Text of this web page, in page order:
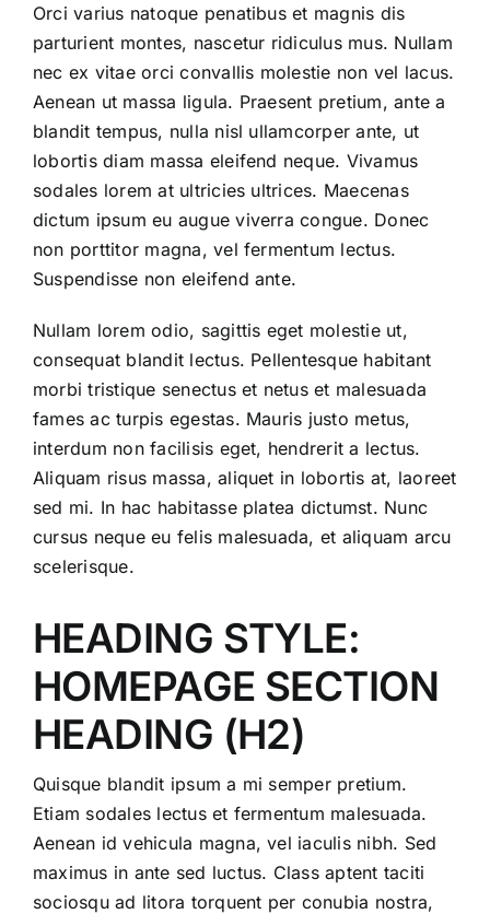
Orci varius natoque penatibus et magnis dis
parturient montes, nascetur ridiculus mus. Nullam
nec ex vitae orci convallis molestie non vel lacus.
Aenean ut massa ligula. Praesent pretium, ante a
blandit tempus, nulla nisl ullamcorper ante, ut
lobortis diam massa eleifend neque. Vivamus
sodales lorem at ultricies ultrices. Maecenas
dictum ipsum eu augue viverra congue. Donec
non porttitor magna, vel fermentum lectus.
Suspendisse non eleifend ante.
Nullam lorem odio, sagittis eget molestie ut,
consequat blandit lectus. Pellentesque habitant
morbi tristique senectus et netus et malesuada
fames ac turpis egestas. Mauris justo metus,
interdum non facilisis eget, hendrerit a lectus.
Aliquam risus massa, aliquet in lobortis at, laoreet
sed mi. In hac habitasse platea dictumst. Nunc
cursus neque eu felis malesuada, et aliquam arcu
scelerisque.
HEADING STYLE:
HOMEPAGE SECTION
HEADING (H2)
Quisque blandit ipsum a mi semper pretium.
Etiam sodales lectus et fermentum malesuada.
Aenean id vehicula magna, vel iaculis nibh. Sed
maximus in ante sed luctus. Class aptent taciti
sociosqu ad litora torquent per conubia nostra,